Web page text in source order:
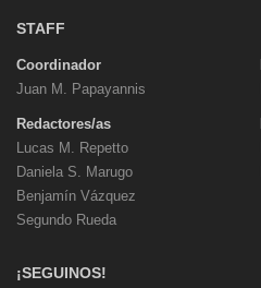
STAFF
Coordinador
Juan M. Papayannis
Redactores/as
Lucas M. Repetto
Daniela S. Marugo
Benjamín Vázquez
Segundo Rueda
¡SEGUINOS!